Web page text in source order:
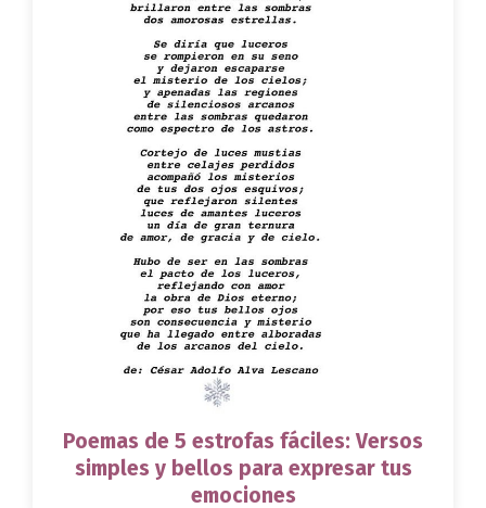
Poemas de 5 estrofas fáciles: Versos
simples y bellos para expresar tus
emociones